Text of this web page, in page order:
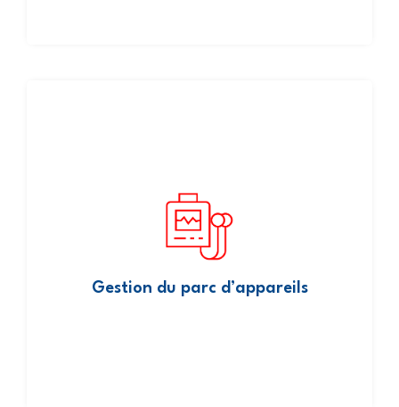
Gestion du parc d’appareils
est géré en temps réel par Gervasy pour s’assurer que les
cardiologues se concentrent à fournir le meilleur service à leurs